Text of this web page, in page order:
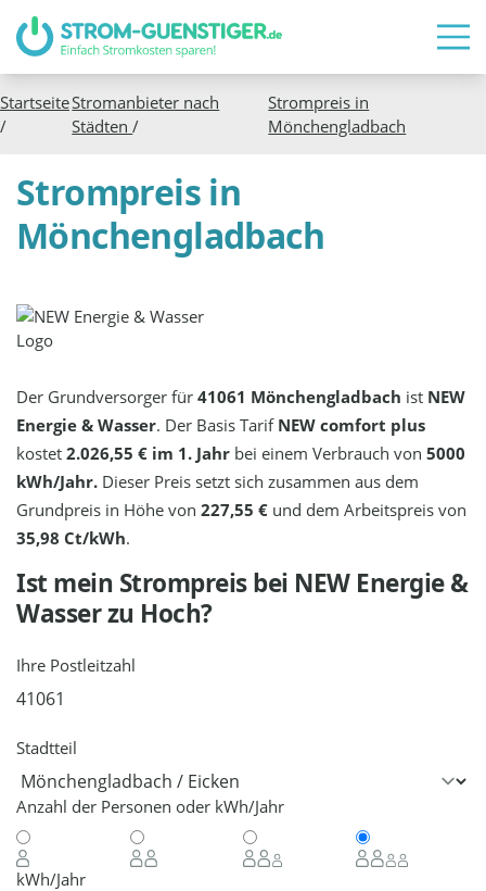
Startseite
/
Stromanbieter nach
Städten/
Strompreis in
Mönchengladbach
Strompreis in
Mönchengladbach
Der Grundversorger für41061 Mönchengladbach ist NEW
Energie & Wasser. Der Basis Tarif NEW comfort plus
kostet2.026,55 € im 1. Jahr bei einem Verbrauch von5000
kWh/Jahr. Dieser Preis setzt sich zusammen aus dem
Grundpreis in Höhe von227,55 € und dem Arbeitspreis von
35,98 Ct/kWh.
Ist mein Strompreis bei NEW Energie &
Wasserzu Hoch?
Ihre Postleitzahl
Stadtteil
Anzahl der Personen oder kWh/Jahr
kWh/Jahr